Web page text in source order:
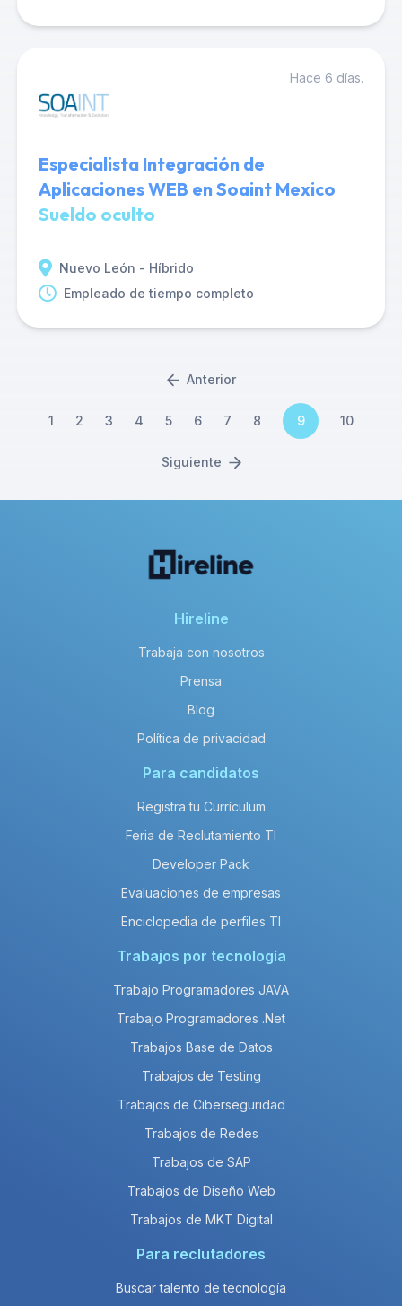
Hace 6 días.
Especialista Integración de
Aplicaciones WEB en Soaint Mexico
Sueldo oculto
Nuevo León - Híbrido
Empleado de tiempo completo
Anterior
1 2 3 4 5 6 7 8 9 10
Siguiente
Hireline
Trabaja con nosotros
Prensa
Blog
Política de privacidad
Para candidatos
Registra tu Currículum
Feria de Reclutamiento TI
Developer Pack
Evaluaciones de empresas
Enciclopedia de perfiles TI
Trabajos por tecnología
Trabajo Programadores JAVA
Trabajo Programadores .Net
Trabajos Base de Datos
Trabajos de Testing
Trabajos de Ciberseguridad
Trabajos de Redes
Trabajos de SAP
Trabajos de Diseño Web
Trabajos de MKT Digital
Para reclutadores
Buscar talento de tecnología